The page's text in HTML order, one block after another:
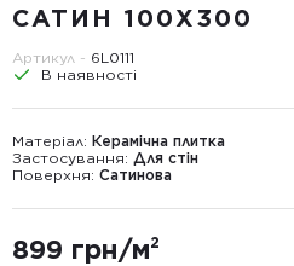
САТИН 100X300
Артикул - 6L0111
В наявності
Матеріал: Керамічна плитка
Застосування: Для стін
Поверхня: Сатинова
899 грн/м²